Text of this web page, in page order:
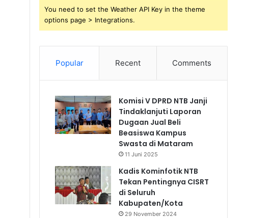
You need to set the Weather API Key in the theme
options page > Integrations.
Popular Recent Comments
Komisi V DPRD NTB Janji
Tindaklanjuti Laporan
Dugaan Jual Beli
Beasiswa Kampus
Swasta di Mataram
11 Juni 2025
Kadis Kominfotik NTB
Tekan Pentingnya CISRT
di Seluruh
Kabupaten/Kota
29 November 2024